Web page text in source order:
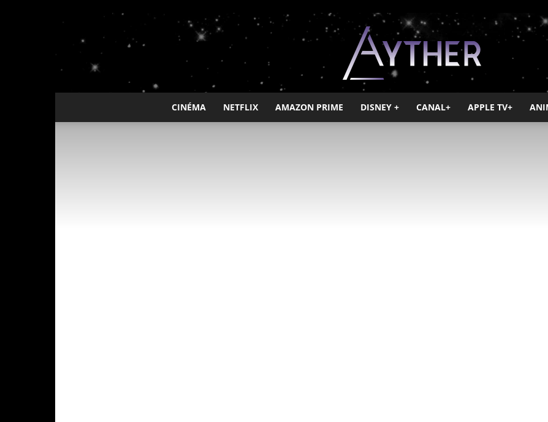
Ayther
CINÉMA NETFLIX AMAZON PRIME DISNEY + CANAL+ APPLE TV+